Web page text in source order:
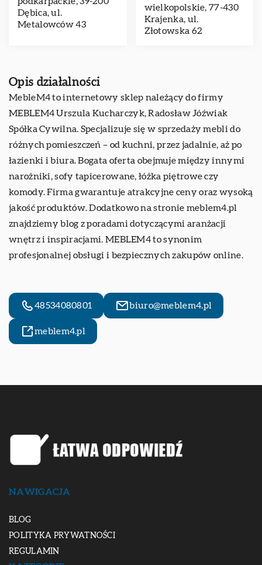
Dębica, ul.
Metalowców 43
wielkopolskie, 77-430
Krajenka, ul.
Złotowska 62
Opis działalności
MebleM4to internetowy sklep należący do firmy
MEBLEM4 Urszula Kucharczyk, Radosław Jóźwiak
Spółka Cywilna. Specjalizuje się w sprzedaży mebli do
różnych pomieszczeń – od kuchni, przez jadalnie, aż po
łazienki i biura. Bogata oferta obejmuje między innymi
narożniki, sofy tapicerowane, łóżka piętrowe czy
komody. Firma gwarantuje atrakcyjne ceny oraz wysoką
jakość produktów. Dodatkowo na stronie meblem4.pl
znajdziemy blog z poradami dotyczącymi aranżacji
wnętrz i inspiracjami. MEBLEM4 to synonim
profesjonalnej obsługi i bezpiecznych zakupów online.
48534080801 biuro@meblem4.pl
meblem4.pl
NAWIGACJA
BLOG
POLITYKA PRYWATNOŚCI
REGULAMIN